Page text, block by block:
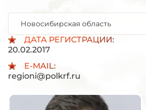
ДАТА РЕГИСТРАЦИИ:
20.02.2017
E-MAIL:
regioni@polkrf.ru
Новосибирская область